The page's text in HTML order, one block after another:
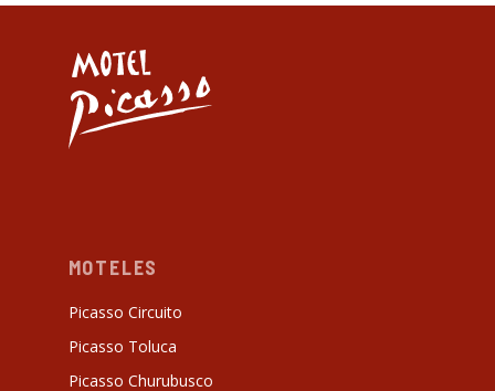
MOTELES
Picasso Circuito
Picasso Toluca
Picasso Churubusco